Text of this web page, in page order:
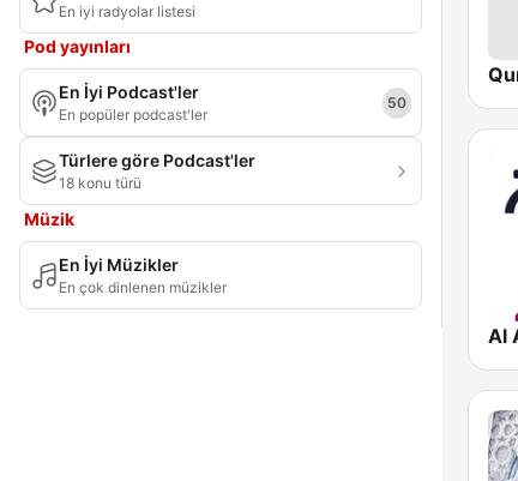
En iyi radyolar listesi
Pod yayınları
En İyi Podcast'ler
En popüler podcast'ler
50
Türlere göre Podcast'ler
18 konu türü
Müzik
En İyi Müzikler
En çok dinlenen müzikler